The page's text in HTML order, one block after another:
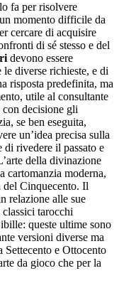
fa per risolvere
momento difficile da
cercare di acquisire
di sé stesso e del
devono essere
diverse richieste, e di
risposta predefinita, ma
utile al consultante
decisione gli
se ben eseguita,
un’idea precisa sulla
di rivedere il passato e
della divinazione
cartomanzia moderna,
del Cinquecento. Il
relazione alle sue
tarocchi
queste ultime sono
versioni diverse ma
e Ottocento
da gioco che per la